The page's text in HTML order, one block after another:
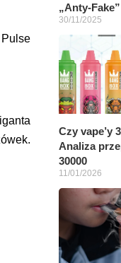
„Anty-Fake”
30/11/2025
Czy vape’y
Analiza
30000
11/01/2026